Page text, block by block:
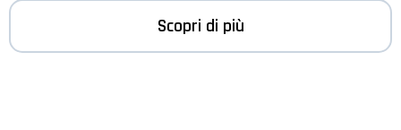
Scopri di più